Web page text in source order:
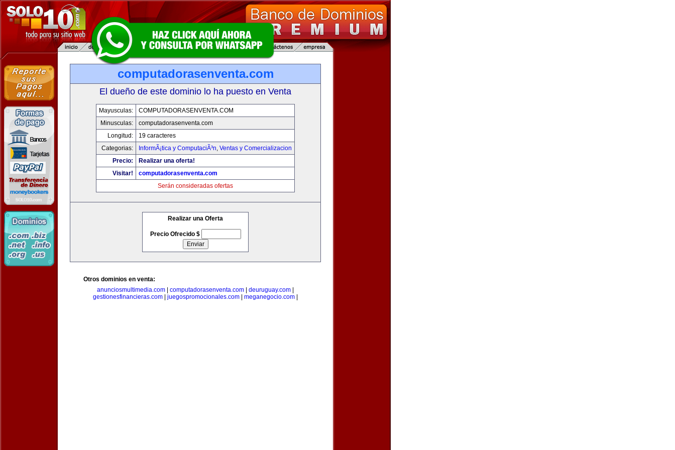
computadorasenventa.com
El dueño de este dominio lo ha puesto en Venta
Mayusculas:
COMPUTADORASENVENTA.COM
Minusculas:
computadorasenventa.com
Longitud:
19 caracteres
Categorias:
InformÃ¡tica y ComputaciÃ³n, Ventas y Comercializacion
Precio:
Realizar una oferta!
Visitar!
computadorasenventa.com
Serán consideradas ofertas
Realizar una Oferta
Precio Ofrecido $
Otros dominios en venta:
anunciosmultimedia.com
computadorasenventa.com deuruguay.com
gestionesfinancieras.com
juegospromocionales.com meganegocio.com